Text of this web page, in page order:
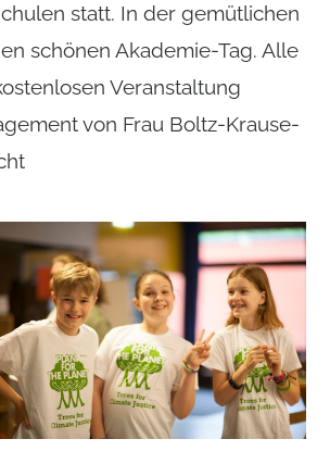
statt. In der gemütlichen
schönen Akademie-Tag. Alle
Veranstaltung
von Frau Boltz-Krause-